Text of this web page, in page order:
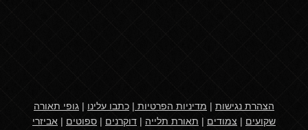
הצהרת נגישות | מדיניות הפרטיות | כתבו עלינו | גופי תאורה
שקועים | צמודים | תאורת תלייה | דוקרנים | ספוטים | אביזרי